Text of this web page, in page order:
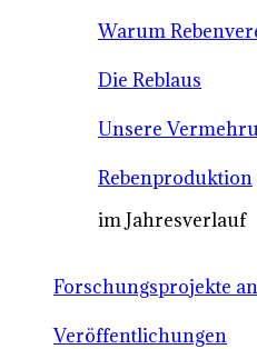
Warum
Die Reblaus
Unsere
Rebenproduktion
im Jahresverlauf
Forschungsprojekte
Veröffentlichungen